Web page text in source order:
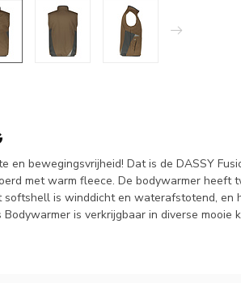
en bewegingsvrijheid! Dat is de DASSY
met warm fleece. De bodywarmer heeft
softshell is winddicht en waterafstotend, en
is verkrijgbaar in diverse mooie